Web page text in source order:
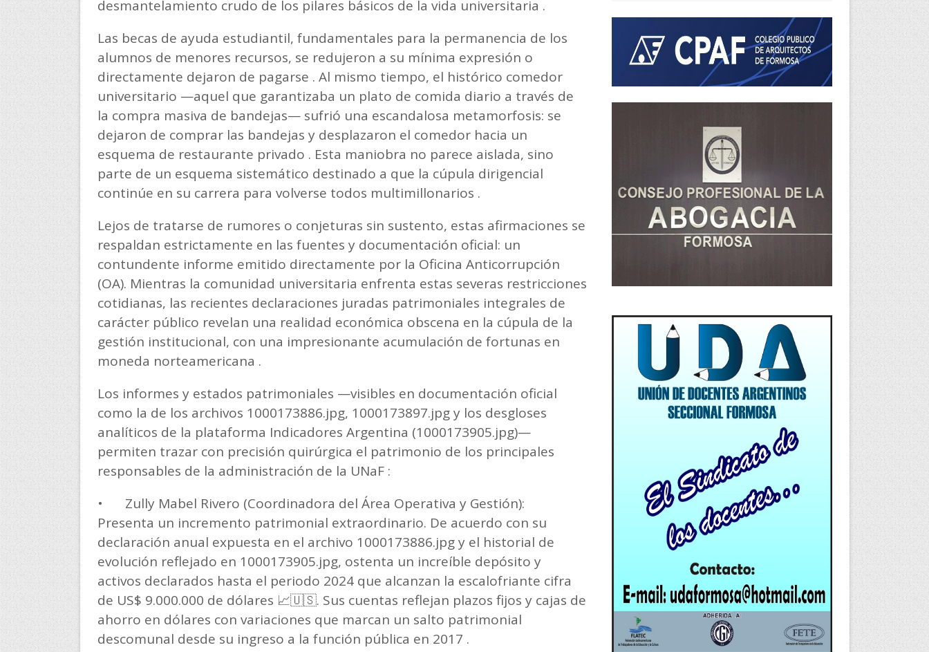
desmantelamiento crudo de los pilares básicos de la vida universitaria .
Las becas de ayuda estudiantil, fundamentales para la permanencia de los
alumnos de menores recursos, se redujeron a su mínima expresión o
directamente dejaron de pagarse . Al mismo tiempo, el histórico comedor
universitario —aquel que garantizaba un plato de comida diario a través de
la compra masiva de bandejas— sufrió una escandalosa metamorfosis: se
dejaron de comprar las bandejas y desplazaron el comedor hacia un
esquema de restaurante privado . Esta maniobra no parece aislada, sino
parte de un esquema sistemático destinado a que la cúpula dirigencial
continúe en su carrera para volverse todos multimillonarios .
Lejos de tratarse de rumores o conjeturas sin sustento, estas afirmaciones se
respaldan estrictamente en las fuentes y documentación oficial: un
contundente informe emitido directamente por la Oficina Anticorrupción
(OA). Mientras la comunidad universitaria enfrenta estas severas restricciones
cotidianas, las recientes declaraciones juradas patrimoniales integrales de
carácter público revelan una realidad económica obscena en la cúpula de la
gestión institucional, con una impresionante acumulación de fortunas en
moneda norteamericana .
Los informes y estados patrimoniales —visibles en documentación oficial
como la de los archivos 1000173886.jpg, 1000173897.jpg y los desgloses
analíticos de la plataforma Indicadores Argentina (1000173905.jpg)—
permiten trazar con precisión quirúrgica el patrimonio de los principales
responsables de la administración de la UNaF :
•
Zully Mabel Rivero (Coordinadora del Área Operativa y Gestión):
Presenta un incremento patrimonial extraordinario. De acuerdo con su
declaración anual expuesta en el archivo 1000173886.jpg y el historial de
evolución reflejado en 1000173905.jpg, ostenta un increíble depósito y
activos declarados hasta el periodo 2024 que alcanzan la escalofriante cifra
de US$ 9.000.000 de dólares 📈🇺🇸. Sus cuentas reflejan plazos fijos y cajas de
ahorro en dólares con variaciones que marcan un salto patrimonial
descomunal desde su ingreso a la función pública en 2017 .